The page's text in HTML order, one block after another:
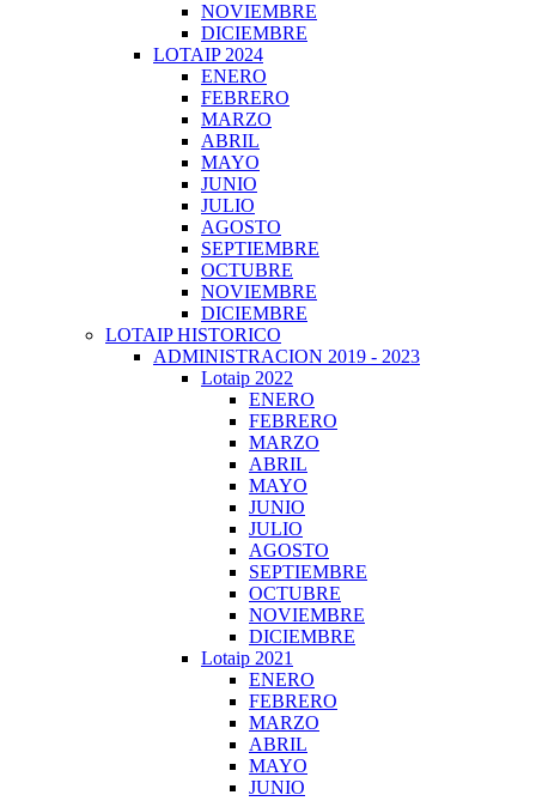
NOVIEMBRE
DICIEMBRE
LOTAIP 2024
ENERO
FEBRERO
MARZO
ABRIL
MAYO
JUNIO
JULIO
AGOSTO
SEPTIEMBRE
OCTUBRE
NOVIEMBRE
DICIEMBRE
LOTAIP HISTORICO
ADMINISTRACION 2019 - 2023
Lotaip 2022
ENERO
FEBRERO
MARZO
ABRIL
MAYO
JUNIO
JULIO
AGOSTO
SEPTIEMBRE
OCTUBRE
NOVIEMBRE
DICIEMBRE
Lotaip 2021
ENERO
FEBRERO
MARZO
ABRIL
MAYO
JUNIO